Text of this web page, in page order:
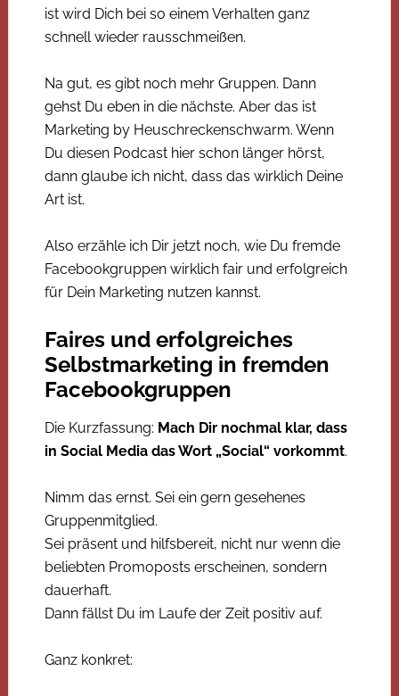
ist wird Dich bei so einem Verhalten ganz
schnell wieder rausschmeißen.
Na gut, es gibt noch mehr Gruppen. Dann
gehst Du eben in die nächste. Aber das ist
Marketing by Heuschreckenschwarm. Wenn
Du diesen Podcast hier schon länger hörst,
dann glaube ich nicht, dass das wirklich Deine
Art ist.
Also erzähle ich Dir jetzt noch, wie Du fremde
Facebookgruppen wirklich fair und erfolgreich
für Dein Marketing nutzen kannst.
Faires und erfolgreiches
Selbstmarketing in fremden
Facebookgruppen
Die Kurzfassung: Mach Dir nochmal klar, dass
in Social Media das Wort „Social“ vorkommt.
Nimm das ernst. Sei ein gern gesehenes
Gruppenmitglied.
Sei präsent und hilfsbereit, nicht nur wenn die
beliebten Promoposts erscheinen, sondern
dauerhaft.
Dann fällst Du im Laufe der Zeit positiv auf.
Ganz konkret: